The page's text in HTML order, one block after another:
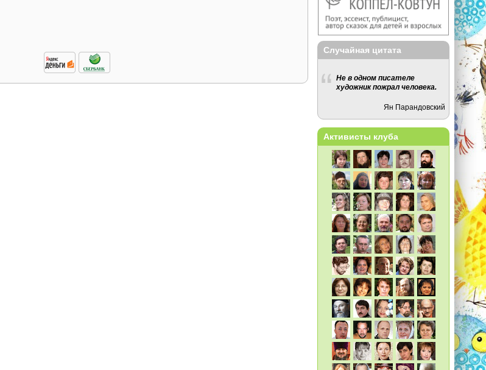
Случайная цитата
Не в одном писателе
художник пожрал человека.
Ян Парандовский
Активисты клуба